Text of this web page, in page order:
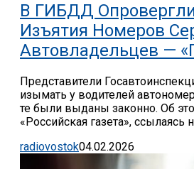
В ГИБДД
Изъятия Номеров
Автовладельцев —
Представители
изымать у водителей
те были выданы законно. Об
«Российская газета», ссылаясь
radiovostok04.02.2026